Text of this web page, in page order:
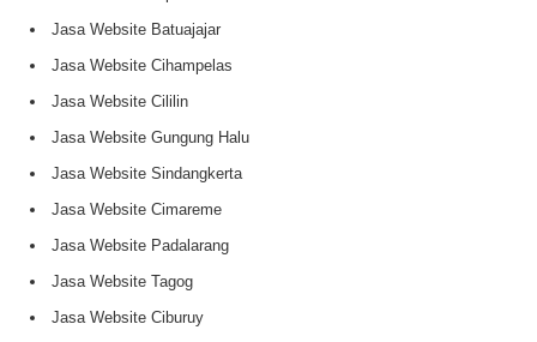
Jasa Website Batuajajar
Jasa Website Cihampelas
Jasa Website Cililin
Jasa Website Gungung Halu
Jasa Website Sindangkerta
Jasa Website Cimareme
Jasa Website Padalarang
Jasa Website Tagog
Jasa Website Ciburuy